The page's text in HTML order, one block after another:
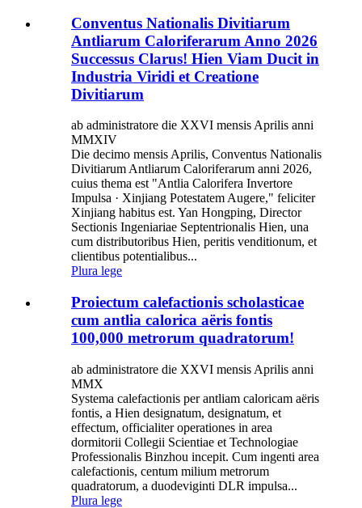
Conventus Nationalis Divitiarum
Antliarum Caloriferarum Anno 2026
Successus Clarus! Hien Viam Ducit in
Industria Viridi et Creatione
Divitiarum
ab administratore die XXVI mensis Aprilis anni
MMXIV
Die decimo mensis Aprilis, Conventus Nationalis
Divitiarum Antliarum Caloriferarum anni 2026,
cuius thema est "Antlia Calorifera Invertore
Impulsa · Xinjiang Potestatem Augere," feliciter
Xinjiang habitus est. Yan Hongping, Director
Sectionis Ingeniariae Septentrionalis Hien, una
cum distributoribus Hien, peritis venditionum, et
clientibus potentialibus...
Plura lege
Proiectum calefactionis scholasticae
cum antlia calorica aëris fontis
100,000 metrorum quadratorum!
ab administratore die XXVI mensis Aprilis anni
MMX
Systema calefactionis per antliam caloricam aëris
fontis, a Hien designatum, designatum, et
effectum, officialiter operationes in area
dormitorii Collegii Scientiae et Technologiae
Professionalis Binzhou incepit. Cum ingenti area
calefactionis, centum milium metrorum
quadratorum, a duodeviginti DLR impulsa...
Plura lege